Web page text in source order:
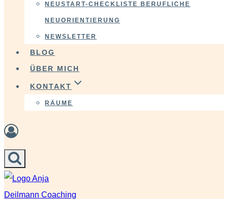
NEUSTART-CHECKLISTE BERUFLICHE
NEUORIENTIERUNG
NEWSLETTER
BLOG
ÜBER MICH
KONTAKT
RÄUME